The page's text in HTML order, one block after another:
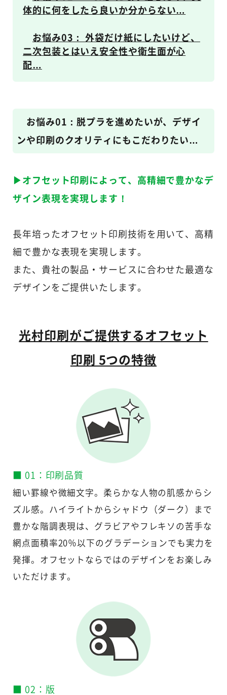
体的に何をしたら良いか分からない…
お悩み03： 外袋だけ紙にしたいけど、
二次包装とはいえ安全性や衛生面が心
配…
お悩み01：脱プラを進めたいが、デザイ
ンや印刷のクオリティにもこだわりたい…
▶オフセット印刷によって、高精細で豊かなデ
ザイン表現を実現します！
長年培ったオフセット印刷技術を用いて、高精
細で豊かな表現を実現します。
また、貴社の製品・サービスに合わせた最適な
デザインをご提供いたします。
光村印刷がご提供するオフセット
印刷 5つの特徴
■ 01：印刷品質
細い罫線や微細文字。柔らかな人物の肌感からシ
ズル感。ハイライトからシャドウ（ダーク）まで
豊かな階調表現は、グラビアやフレキソの苦手な
網点面積率20％以下のグラデーションでも実力を
発揮。オフセットならではのデザインをお楽しみ
いただけます。
■ 02：版